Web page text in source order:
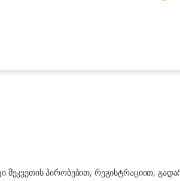
შეკვეთის პირობებით, რეგისტრაციით,